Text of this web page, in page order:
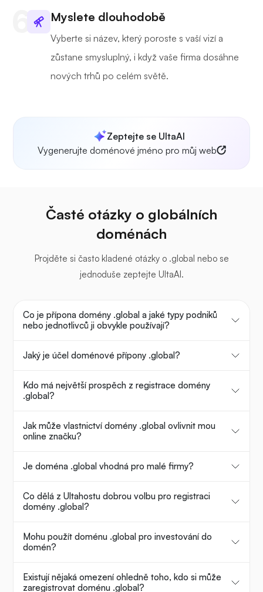
Myslete dlouhodobě
Vyberte si název, který poroste s vaší vizí a
zůstane smysluplný, i když vaše firma dosáhne
nových trhů po celém světě.
Zeptejte se UltaAI
Vygenerujte doménové jméno pro můj web
Časté otázky o globálních
doménách
Projděte si často kladené otázky o .global nebo se
jednoduše zeptejte UltaAI.
Co je přípona domény .global a jaké typy podniků
nebo jednotlivců ji obvykle používají?
Jaký je účel doménové přípony .global?
Kdo má největší prospěch z registrace domény
.global?
Jak může vlastnictví domény .global ovlivnit mou
online značku?
Je doména .global vhodná pro malé firmy?
Co dělá z Ultahostu dobrou volbu pro registraci
domény .global?
Mohu použít doménu .global pro investování do
domén?
Existují nějaká omezení ohledně toho, kdo si může
zaregistrovat doménu .global?